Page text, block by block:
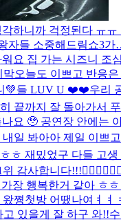
하니까 걱정된다 ㅠ
자들 소중해 드림쇼3가
요 집 가는 시즈니
막오늘도 이쁘고 반응
💚들 LUV U ❤️❤️우리
끝까지 잘 돌아가서
요 🥹 공연장 안에는
일 봐아아 제일 이
ㅎ 재밌었구 다들 고생
감사합니다
장 행복한거 같아 ㅎ
쪙첫방 어땠나여ㅕㅕ
있을게 잘 하구 와!!